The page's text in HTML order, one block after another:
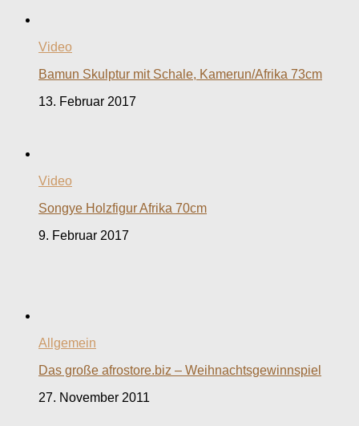
Video
Bamun Skulptur mit Schale, Kamerun/Afrika 73cm
13. Februar 2017
Video
Songye Holzfigur Afrika 70cm
9. Februar 2017
Allgemein
Das große afrostore.biz – Weihnachtsgewinnspiel
27. November 2011